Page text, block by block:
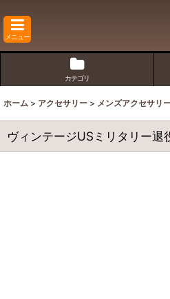
メニュー
カテゴリ
ホーム > アクセサリー > メンズアクセサリ
ヴィンテージUSミリタリー